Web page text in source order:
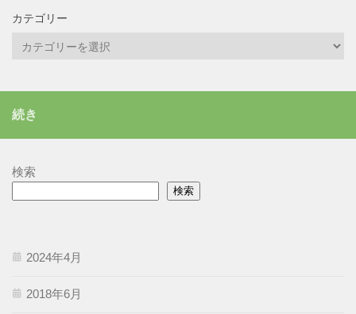
カテゴリー
ー
続き
検索
検索
2024年4月
2018年6月